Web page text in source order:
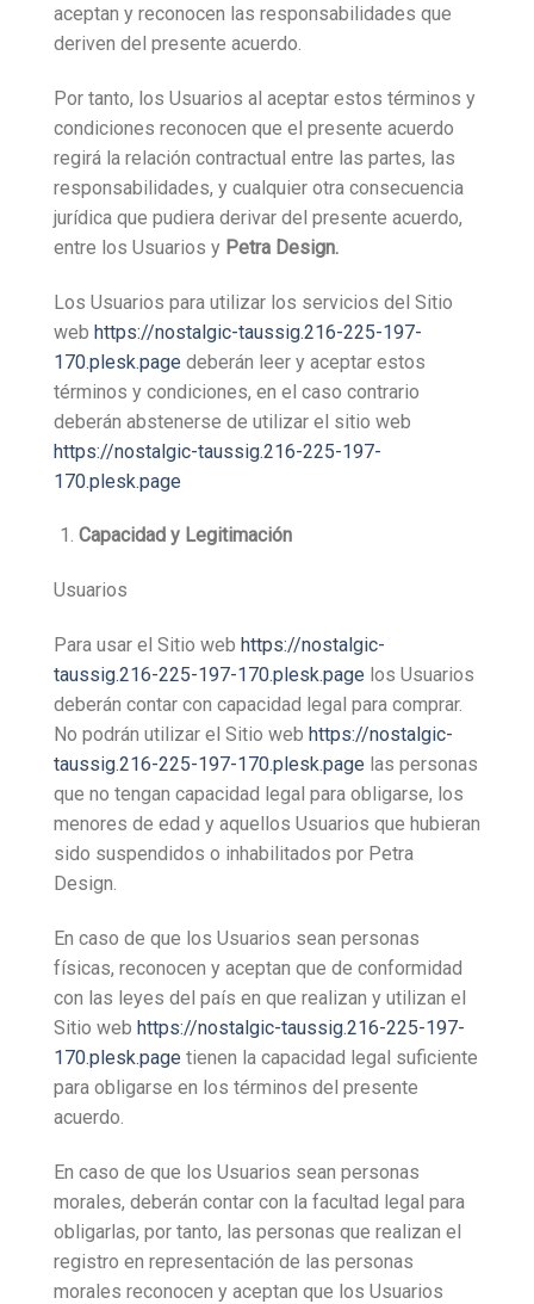
aceptan y reconocen las responsabilidades que
deriven del presente acuerdo.
Por tanto, los Usuarios al aceptar estos términos y
condiciones reconocen que el presente acuerdo
regirá la relación contractual entre las partes, las
responsabilidades, y cualquier otra consecuencia
jurídica que pudiera derivar del presente acuerdo,
entre los Usuarios y Petra Design.
Los Usuarios para utilizar los servicios del Sitio
web https://nostalgic-taussig.216-225-197-
170.plesk.page deberán leer y aceptar estos
términos y condiciones, en el caso contrario
deberán abstenerse de utilizar el sitio web
https://nostalgic-taussig.216-225-197-
170.plesk.page
Capacidad y Legitimación
Usuarios
Para usar el Sitio web https://nostalgic-
taussig.216-225-197-170.plesk.page los Usuarios
deberán contar con capacidad legal para comprar.
No podrán utilizar el Sitio web https://nostalgic-
taussig.216-225-197-170.plesk.page las personas
que no tengan capacidad legal para obligarse, los
menores de edad y aquellos Usuarios que hubieran
sido suspendidos o inhabilitados por Petra
Design.
En caso de que los Usuarios sean personas
físicas, reconocen y aceptan que de conformidad
con las leyes del país en que realizan y utilizan el
Sitio web https://nostalgic-taussig.216-225-197-
170.plesk.page tienen la capacidad legal suficiente
para obligarse en los términos del presente
acuerdo.
En caso de que los Usuarios sean personas
morales, deberán contar con la facultad legal para
obligarlas, por tanto, las personas que realizan el
registro en representación de las personas
morales reconocen y aceptan que los Usuarios